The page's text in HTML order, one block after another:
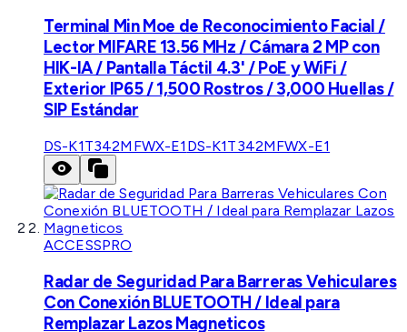
Terminal Min Moe de Reconocimiento Facial /
Lector MIFARE 13.56 MHz / Cámara 2 MP con
HIK-IA / Pantalla Táctil 4.3' / PoE y WiFi /
Exterior IP65 / 1,500 Rostros / 3,000 Huellas /
SIP Estándar
DS-K1T342MFWX-E1 DS-K1T342MFWX-E1
ACCESSPRO
Radar de Seguridad Para Barreras Vehiculares
Con Conexión BLUETOOTH / Ideal para
Remplazar Lazos Magneticos